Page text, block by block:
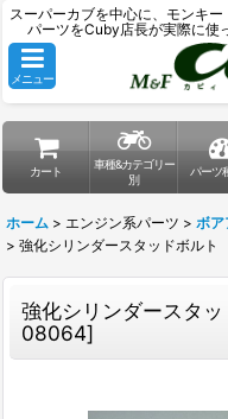
スーパーカブを中心に、モンキ
パーツをCuby店長が実際に使
メニュー
カート
車種&カテゴリー
別
パーツ
ホーム > エンジン系パーツ > ボ
> 強化シリンダースタッドボルト
強化シリンダースタッ
08064]